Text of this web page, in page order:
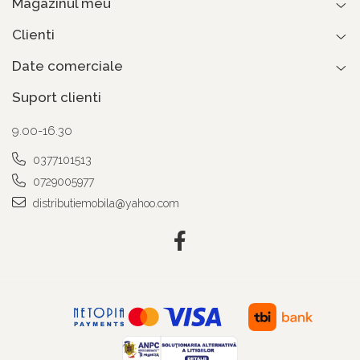
Magazinul meu
Clienti
Date comerciale
Suport clienti
9.00-16.30
0377101513
0729005977
distributiemobila@yahoo.com